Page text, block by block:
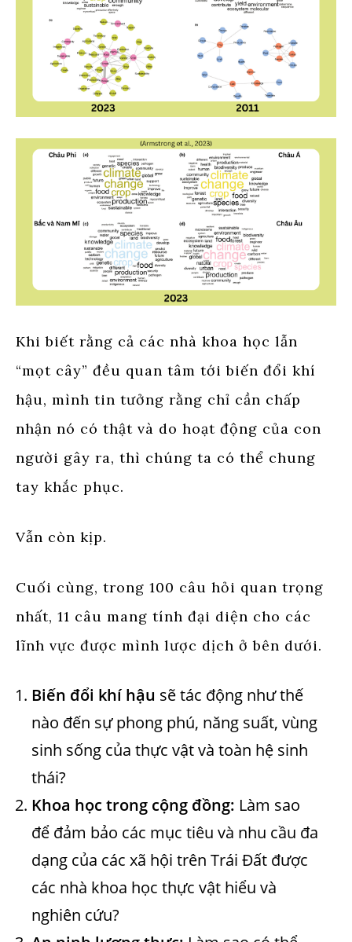
Khi biết rằng cả các nhà khoa học lẫn
“mọt cây” đều quan tâm tới biến đổi khí
hậu, mình tin tưởng rằng chỉ cần chấp
nhận nó có thật và do hoạt động của con
người gây ra, thì chúng ta có thể chung
tay khắc phục.
Vẫn còn kịp.
Cuối cùng, trong 100 câu hỏi quan trọng
nhất, 11 câu mang tính đại diện cho các
lĩnh vực được mình lược dịch ở bên dưới.
Biến đổi khí hậu sẽ tác động như thế
nào đến sự phong phú, năng suất, vùng
sinh sống của thực vật và toàn hệ sinh
thái?
Khoa học trong cộng đồng: Làm sao
để đảm bảo các mục tiêu và nhu cầu đa
dạng của các xã hội trên Trái Đất được
các nhà khoa học thực vật hiểu và
nghiên cứu?